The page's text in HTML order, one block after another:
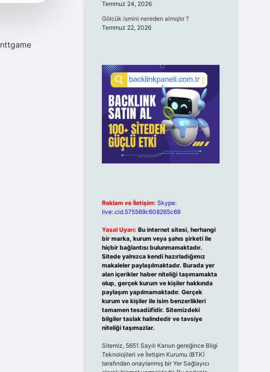
nttgame
Temmuz 24, 2026
Gölcük ismini nereden almıştır ?
Temmuz 22, 2026
Reklam ve İletişim: Skype:
live:.cid.575569c608265c69
Yasal Uyarı: Bu internet sitesi, herhangi
bir marka, kurum veya şahıs şirketi ile
hiçbir bağlantısı bulunmamaktadır.
Sitede yalnızca kendi hazırladığımız
makaleler paylaşılmaktadır. Burada yer
alan içerikler haber niteliği taşımamakta
olup, gerçek kurum ve kişiler hakkında
paylaşım yapılmamaktadır. Gerçek
kurum ve kişiler ile isim benzerlikleri
tamamen tesadüfidir. Sitemizdeki
bilgiler taslak halindedir ve tavsiye
niteliği taşımazlar.
Sitemiz, 5651 Sayılı Kanun gereğince Bilgi
Teknolojileri ve İletişim Kurumu (BTK)
tarafından onaylanmış bir Yer Sağlayıcı